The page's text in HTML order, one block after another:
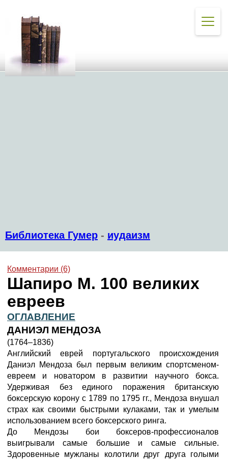
Библиотека Гумер - иудаизм
Комментарии (6)
Шапиро М. 100 великих
евреев
ОГЛАВЛЕНИЕ
ДАНИЭЛ МЕНДОЗА
(1764–1836)
Английский еврей португальского происхождения
Даниэл Мендоза был первым великим спортсменом-
евреем и новатором в развитии научного бокса.
Удерживая без единого поражения британскую
боксерскую корону с 1789 по 1795 гг., Мендоза внушал
страх как своими быстрыми кулаками, так и умелым
использованием всего боксерского ринга.
До Мендозы бои боксеров-профессионалов
выигрывали самые большие и самые сильные.
Здоровенные мужланы колотили друг друга голыми